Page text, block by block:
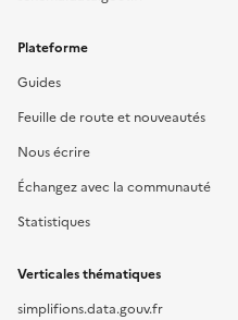
Plateforme
Guides
Feuille de route et nouveautés
Nous écrire
Échangez avec la communauté
Statistiques
Verticales thématiques
simplifions.data.gouv.fr